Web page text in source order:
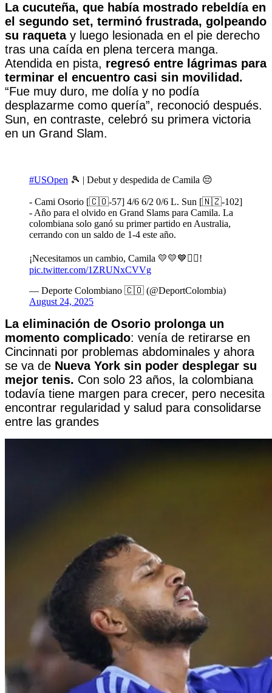
La cucuteña, que había mostrado rebeldía en
el segundo set, terminó frustrada, golpeando
su raquetay luego lesionada en el pie derecho
tras una caída en plena tercera manga.
Atendida en pista, regresó entre lágrimas para
terminar el encuentro casi sin movilidad.
“Fue muy duro, me dolía y no podía
desplazarme como quería”, reconoció después.
Sun, en contraste, celebró su primera victoria
en un Grand Slam.
#USOpen 🎾 | Debut y despedida de Camila 😔
- Cami Osorio [🇨🇴-57] 4/6 6/2 0/6 L. Sun [🇳🇿-102]
- Año para el olvido en Grand Slams para Camila. La
colombiana solo ganó su primer partido en Australia,
cerrando con un saldo de 1-4 este año.
¡Necesitamos un cambio, Camila 💛💛💙❤️‍🔥!
pic.twitter.com/1ZRUNxCVVg
— Deporte Colombiano 🇨🇴 (@DeportColombia)
August 24, 2025
La eliminación de Osorio prolonga un
momento complicado: venía de retirarse en
Cincinnati por problemas abdominales y ahora
se va de Nueva York sin poder desplegar su
mejor tenis. Con solo 23 años, la colombiana
todavía tiene margen para crecer, pero necesita
encontrar regularidad y salud para consolidarse
entre las grandes